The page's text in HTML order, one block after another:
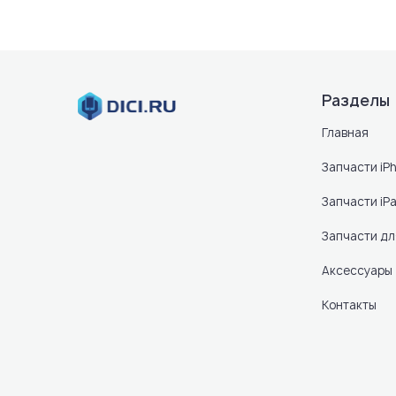
Разделы
Главная
Запчасти
Запчасти
Запчасти
Аксессуары
Контакты